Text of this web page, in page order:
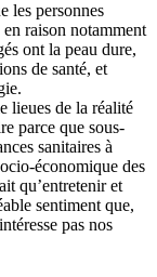
les personnes
raison notamment
ont la peau dure,
de santé, et
lieues de la réalité
parce que sous-
sanitaires à
économique des
qu’entretenir et
sentiment que,
pas nos